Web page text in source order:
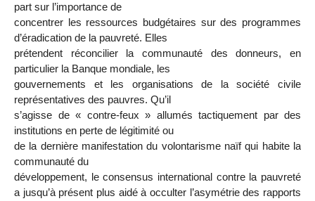
part sur l’importance de
concentrer les ressources budgétaires sur des programmes
d’éradication de la pauvreté. Elles
prétendent réconcilier la communauté des donneurs, en
particulier la Banque mondiale, les
gouvernements et les organisations de la société civile
représentatives des pauvres. Qu’il
s’agisse de « contre-feux » allumés tactiquement par des
institutions en perte de légitimité ou
de la dernière manifestation du volontarisme naïf qui habite la
communauté du
développement, le consensus international contre la pauvreté
a jusqu’à présent plus aidé à occulter l’asymétrie des rapports